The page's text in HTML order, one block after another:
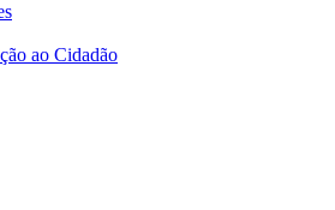
ao Cidadão